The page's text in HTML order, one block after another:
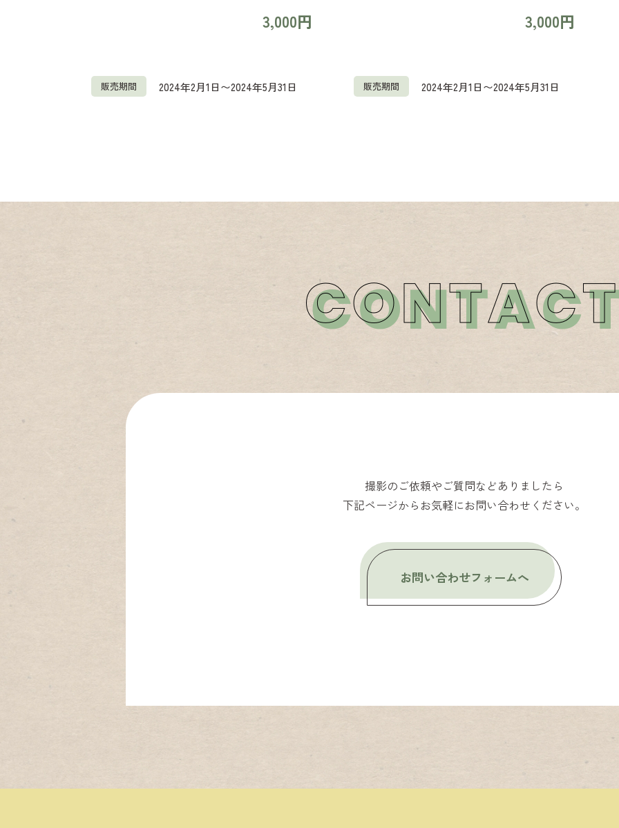
3,000円
販売期間 2024年2月1日〜2024年5月31日
3,000円
販売期間 2024年2月1日〜2024年5月31日
撮影のご依頼やご質問などありましたら
下記ページからお気軽にお問い合わせください。
お問い合わせフォームへ